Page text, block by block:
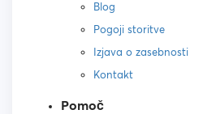
Blog
Pogoji storitve
Izjava o zasebnosti
Kontakt
Pomoč